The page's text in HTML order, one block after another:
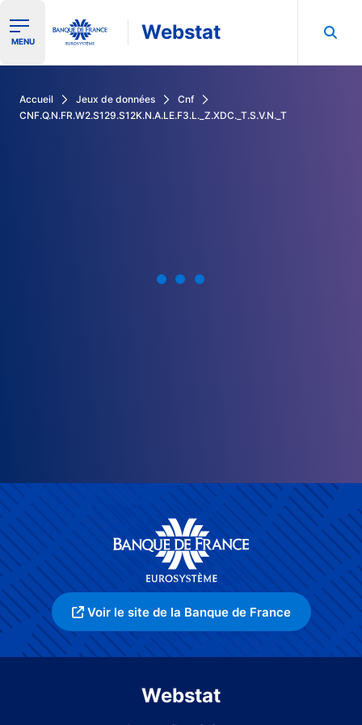
Ouvrir le menu de navigation
MENU Webstat
Accueil Jeux de données
Cnf
CNF.Q.N.FR.W2.S129.S12K.N.A.LE.F3.L._Z.XDC._T.S.V.N._T
Voir le site de la Banque de France
Webstat